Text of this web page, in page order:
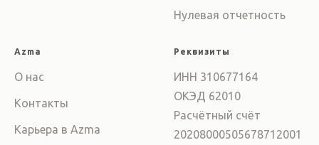
Нулевая отчетность
Azma
О нас
Контакты
Карьера в Azma
Реквизиты
ИНН 310677164
ОКЭД 62010
Расчётный счёт
20208000505678712001